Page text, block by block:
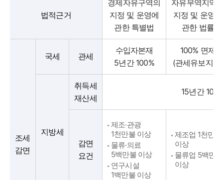
법적근거
경제자유구역의
지정 및 운영에
관한 특별법
자유무역지역
지정 및 운영에
관한 법률
조세
감면
국세 관세
수입자본재
5년간 100%
100% 면제
(관세유보지역)
지방세
취득세
재산세
15년간
감면
요건
제조·관광
1천만불 이상
물류·의료
5백만불 이상
연구시설
1백만불 이상
제조업 1천만불
이상
물류업 5백만불
이상